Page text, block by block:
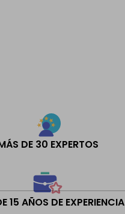
DE 30 EXPERTOS
15 AÑOS DE EXPERIENCIA